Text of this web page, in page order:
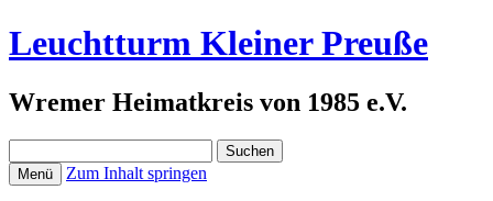
Leuchtturm Kleiner Preuße
Wremer Heimatkreis von 1985 e.V.
nach:
Menü Zum Inhalt springen